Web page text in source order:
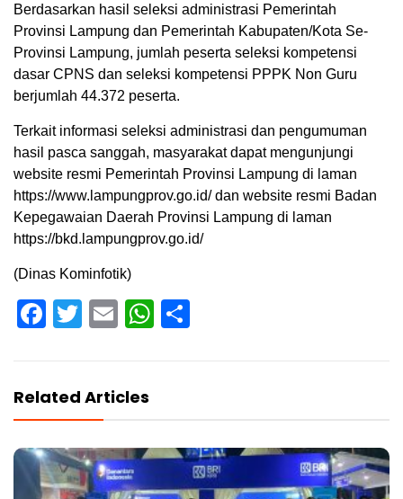
Berdasarkan hasil seleksi administrasi Pemerintah
Provinsi Lampung dan Pemerintah Kabupaten/Kota Se-
Provinsi Lampung, jumlah peserta seleksi kompetensi
dasar CPNS dan seleksi kompetensi PPPK Non Guru
berjumlah 44.372 peserta.
Terkait informasi seleksi administrasi dan pengumuman
hasil pasca sanggah, masyarakat dapat mengunjungi
website resmi Pemerintah Provinsi Lampung di laman
https://www.lampungprov.go.id/ dan website resmi Badan
Kepegawaian Daerah Provinsi Lampung di laman
https://bkd.lampungprov.go.id/
(Dinas Kominfotik)
Facebook
Twitter
EmailWhatsApp
Related Articles